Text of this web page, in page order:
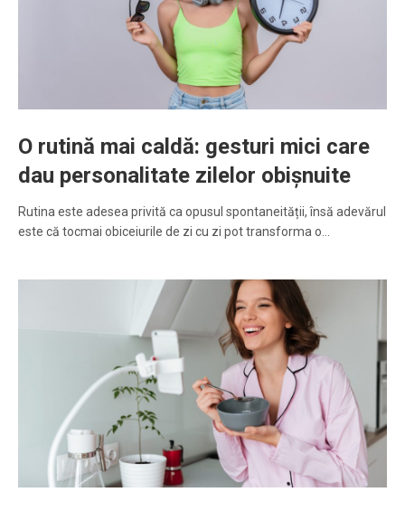
O rutină mai caldă: gesturi mici care
dau personalitate zilelor obișnuite
Rutina este adesea privită ca opusul spontaneității, însă adevărul
este că tocmai obiceiurile de zi cu zi pot transforma o…